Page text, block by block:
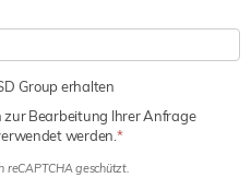
Group erhalten
zur Bearbeitung Ihrer Anfrage
werden.
reCAPTCHA geschützt.